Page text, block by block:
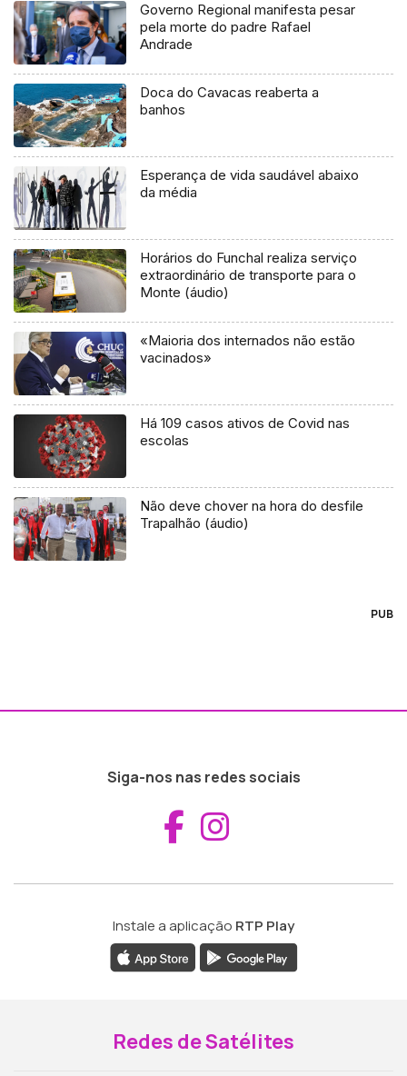
Governo Regional manifesta pesar
pela morte do padre Rafael
Andrade
Doca do Cavacas reaberta a
banhos
Esperança de vida saudável abaixo
da média
Horários do Funchal realiza serviço
extraordinário de transporte para o
Monte (áudio)
«Maioria dos internados não estão
vacinados»
Há 109 casos ativos de Covid nas
escolas
Não deve chover na hora do desfile
Trapalhão (áudio)
PUB
Siga-nos nas redes sociais
Aceder ao
Instale a aplicação RTP Play
Redes de Satélites